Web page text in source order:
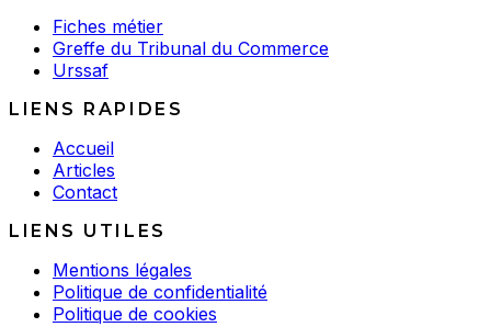
Fiches métier
Greffe du Tribunal du Commerce
Urssaf
LIENS RAPIDES
Accueil
Articles
Contact
LIENS UTILES
Mentions légales
Politique de confidentialité
Politique de cookies